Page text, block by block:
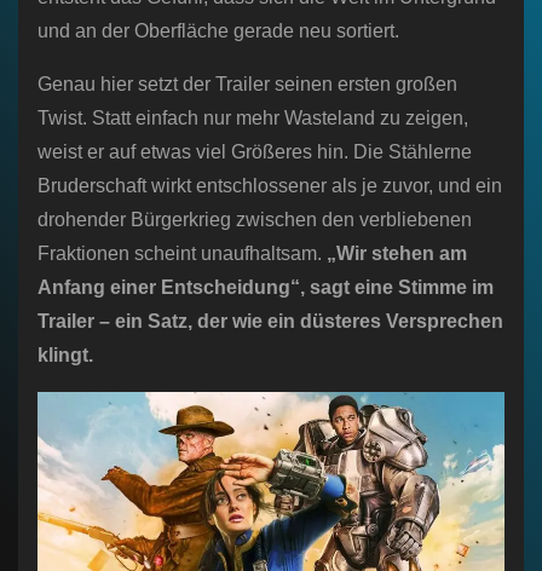
und an der Oberfläche gerade neu sortiert.
Genau hier setzt der Trailer seinen ersten großen
Twist. Statt einfach nur mehr Wasteland zu zeigen,
weist er auf etwas viel Größeres hin. Die Stählerne
Bruderschaft wirkt entschlossener als je zuvor, und ein
drohender Bürgerkrieg zwischen den verbliebenen
Fraktionen scheint unaufhaltsam. „Wir stehen am
Anfang einer Entscheidung“, sagt eine Stimme im
Trailer – ein Satz, der wie ein düsteres Versprechen
klingt.